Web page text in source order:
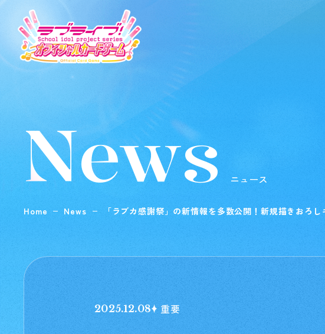
News ニュース
Home News 「ラブカ感謝祭」の新情報を多数公開！新規描きおろ
2025.12.08 重要